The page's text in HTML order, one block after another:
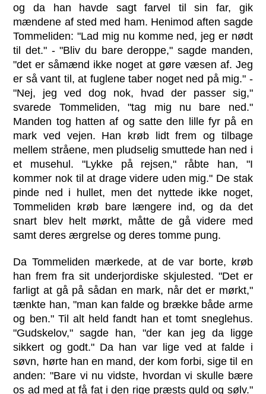
og da han havde sagt farvel til sin far, gik
mændene af sted med ham. Henimod aften sagde
Tommeliden: "Lad mig nu komme ned, jeg er nødt
til det." - "Bliv du bare deroppe," sagde manden,
"det er såmænd ikke noget at gøre væsen af. Jeg
er så vant til, at fuglene taber noget ned på mig." -
"Nej, jeg ved dog nok, hvad der passer sig,"
svarede Tommeliden, "tag mig nu bare ned."
Manden tog hatten af og satte den lille fyr på en
mark ved vejen. Han krøb lidt frem og tilbage
mellem stråene, men pludselig smuttede han ned i
et musehul. "Lykke på rejsen," råbte han, "I
kommer nok til at drage videre uden mig." De stak
pinde ned i hullet, men det nyttede ikke noget,
Tommeliden krøb bare længere ind, og da det
snart blev helt mørkt, måtte de gå videre med
samt deres ærgrelse og deres tomme pung.
Da Tommeliden mærkede, at de var borte, krøb
han frem fra sit underjordiske skjulested. "Det er
farligt at gå på sådan en mark, når det er mørkt,"
tænkte han, "man kan falde og brække både arme
og ben." Til alt held fandt han et tomt sneglehus.
"Gudskelov," sagde han, "der kan jeg da ligge
sikkert og godt." Da han var lige ved at falde i
søvn, hørte han en mand, der kom forbi, sige til en
anden: "Bare vi nu vidste, hvordan vi skulle bære
os ad med at få fat i den rige præsts guld og sølv."